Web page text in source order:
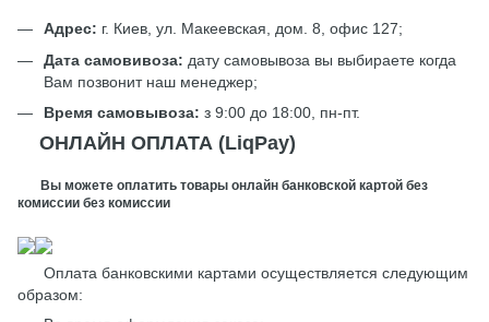
Адрес: г. Киев, ул. Макеевская, дом. 8, офис 127;
Дата самовивоза: дату самовывоза вы выбираете когда
Вам позвонит наш менеджер;
Время самовывоза: з 9:00 до 18:00, пн-пт.
ОНЛАЙН ОПЛАТА (LiqPay)
Вы можете оплатить товары онлайн банковской картой без
комиссии без комиссии
Оплата банковскими картами осуществляется следующим
образом: